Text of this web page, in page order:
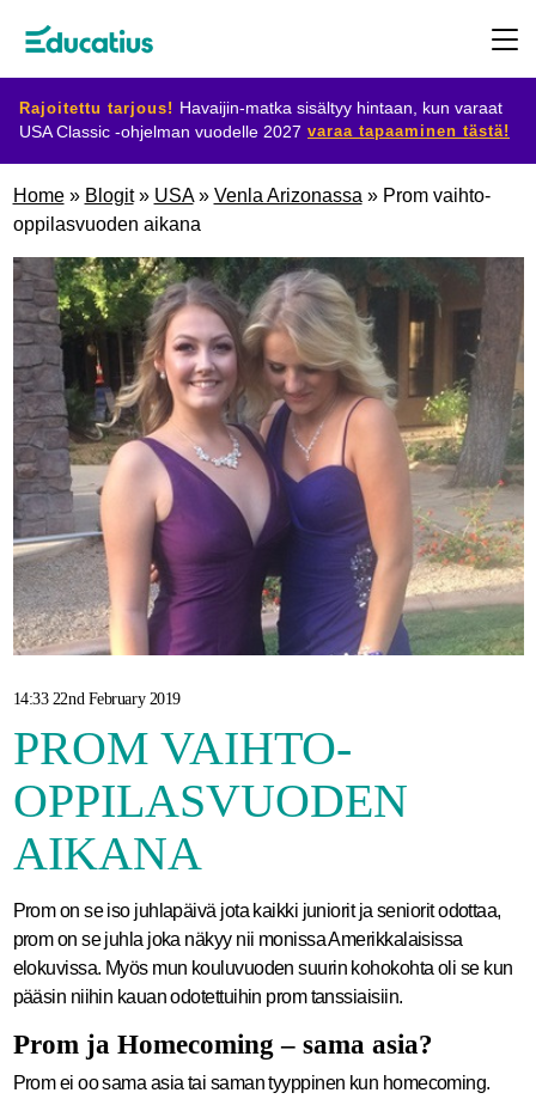
Rajoitettu tarjous! Havaijin-matka sisältyy hintaan, kun varaat
USA Classic -ohjelman vuodelle 2027 varaa tapaaminen tästä!
Ohjelmat
Suunnittele
vaihtosi
Ryhdy
isäntäperheeksi
Home» Blogit» USA» Venla Arizonassa » Prom vaihto-
oppilasvuoden aikana
14:33 22nd February 2019
PROM VAIHTO-
OPPILASVUODEN
AIKANA
Prom on se iso juhlapäivä jota kaikki juniorit ja seniorit odottaa,
prom on se juhla joka näkyy nii monissa Amerikkalaisissa
elokuvissa. Myös mun kouluvuoden suurin kohokohta oli se kun
pääsin niihin kauan odotettuihin prom tanssiaisiin.
Prom ja Homecoming – sama asia?
Prom ei oo sama asia tai saman tyyppinen kun homecoming.